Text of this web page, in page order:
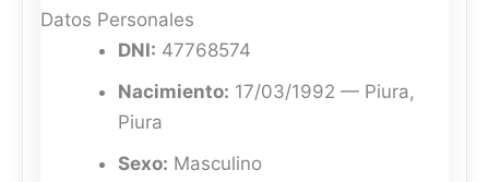
Datos Personales
DNI: 47768574
Nacimiento: 17/03/1992 — Piura,
Piura
Sexo: Masculino